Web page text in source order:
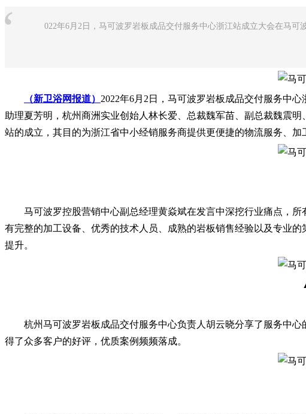
022年6月2日，马可波罗岩板成品交付服务中心浙江站成立大会在马可
（新卫浴网报道） 2022年6月2日，马可波罗岩板成品交付服务中
助理夏芳明，杭州商洲实业创始人林长爱、总裁魏军苗、副总裁魏震
站的成立，其目的为浙江省中小经销服务商提供更便捷的物流服务、加
马可波罗控股营销中心副总经理黄焱斌在发言中深挖行业痛点，所
有完整的加工设备、优秀的技术人员、成熟的岩板销售经验以及专业
提升。
▲杭
杭州马可波罗岩板成品交付服务中心负责人胡云晓分享了服务中心
得了众多客户的好评，优质案例频频落成。